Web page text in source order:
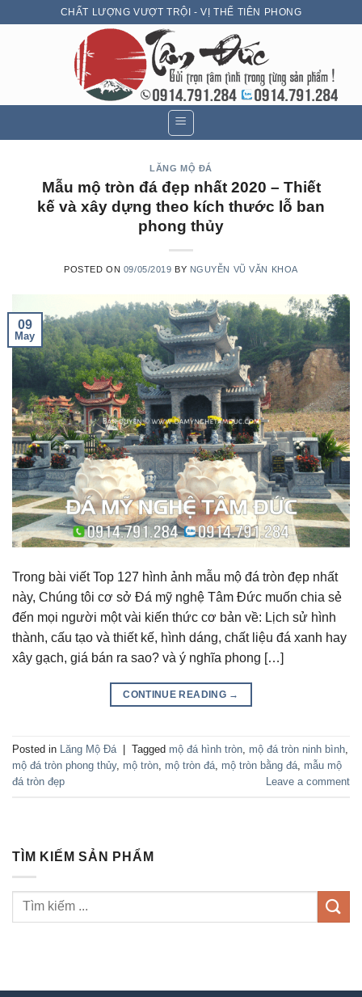
CHẤT LƯỢNG VƯỢT TRỘI - VỊ THẾ TIÊN PHONG
LĂNG MỘ ĐÁ
Mẫu mộ tròn đá đẹp nhất 2020 – Thiết
kế và xây dựng theo kích thước lỗ ban
phong thủy
POSTED ON 09/05/2019 BY NGUYỄN VŨ VĂN KHOA
09
May
Trong bài viết Top 127 hình ảnh mẫu mộ đá tròn đẹp nhất
này, Chúng tôi cơ sở Đá mỹ nghệ Tâm Đức muốn chia sẻ
đến mọi người một vài kiến thức cơ bản về: Lịch sử hình
thành, cấu tạo và thiết kế, hình dáng, chất liệu đá xanh hay
xây gạch, giá bán ra sao? và ý nghĩa phong […]
CONTINUE READING →
Posted in Lăng Mộ Đá Tagged mộ đá hình tròn, mộ đá tròn ninh bình,
mộ đá tròn phong thủy, mộ tròn, mộ tròn đá, mộ tròn bằng đá, mẫu mộ
đá tròn đẹp
Leave a comment
TÌM KIẾM SẢN PHẨM